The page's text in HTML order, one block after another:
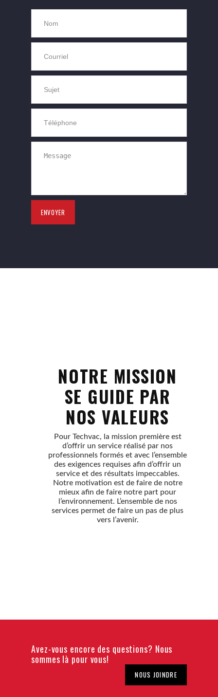
NOTRE MISSION
SE GUIDE PAR
NOS VALEURS
Pour Techvac, la mission première est
d’offrir un service réalisé par nos
professionnels formés et avec l’ensemble
des exigences requises afin d’offrir un
service et des résultats impeccables.
Notre motivation est de faire de notre
mieux afin de faire notre part pour
l’environnement. L’ensemble de nos
services permet de faire un pas de plus
vers l’avenir.
Avez-vous encore des questions? Nous
sommes là pour vous!
NOUS JOINDRE